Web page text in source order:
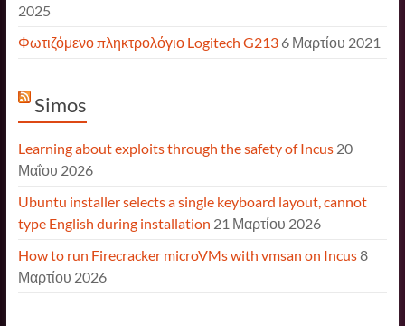
2025
Φωτιζόμενο πληκτρολόγιο Logitech G213 6 Μαρτίου 2021
Simos
Learning about exploits through the safety of Incus 20
Μαΐου 2026
Ubuntu installer selects a single keyboard layout, cannot
type English during installation 21 Μαρτίου 2026
How to run Firecracker microVMs with vmsan on Incus8
Μαρτίου 2026